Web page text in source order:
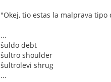
"Okej, tio estas la malprava tipo
...
ŝuldo debt
ŝultro shoulder
ŝultrolevi shrug
...